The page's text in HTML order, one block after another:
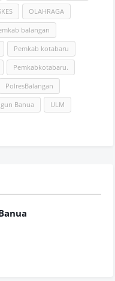
OLAHRAGA
balangan
Pemkab kotabaru
Pemkabkotabaru.
PolresBalangan
Banua ULM